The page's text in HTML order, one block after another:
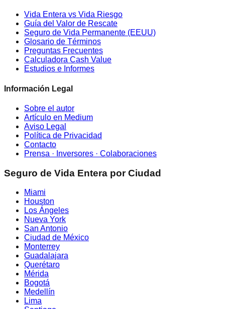
Vida Entera vs Vida Riesgo
Guía del Valor de Rescate
Seguro de Vida Permanente (EEUU)
Glosario de Términos
Preguntas Frecuentes
Calculadora Cash Value
Estudios e Informes
Información Legal
Sobre el autor
Artículo en Medium
Aviso Legal
Política de Privacidad
Contacto
Prensa · Inversores · Colaboraciones
Seguro de Vida Entera por Ciudad
Miami
Houston
Los Ángeles
Nueva York
San Antonio
Ciudad de México
Monterrey
Guadalajara
Querétaro
Mérida
Bogotá
Medellín
Lima